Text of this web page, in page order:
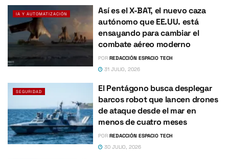
IA Y AUTOMATIZACIÓN
Así es el X-BAT, el nuevo caza
autónomo que EE.UU. está
ensayando para cambiar el
combate aéreo moderno
POR REDACCIÓN ESPACIO TECH
31 JULIO, 2026
SEGURIDAD
El Pentágono busca desplegar
barcos robot que lancen drones
de ataque desde el mar en
menos de cuatro meses
POR REDACCIÓN ESPACIO TECH
30 JULIO, 2026